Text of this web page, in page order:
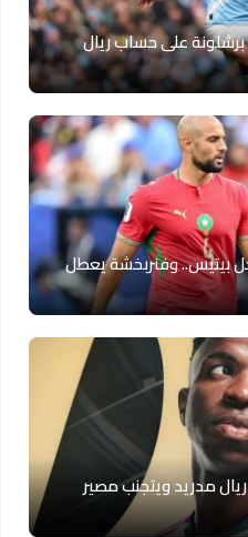
اختاروا برشلونة على حساب ريال
بيتيس.. وفنربخشة يعطل
مدريد ويتجنب مصير